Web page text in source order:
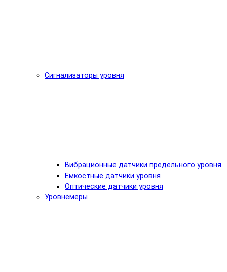
Сигнализаторы уровня
Вибрационные датчики предельного уровня
Емкостные датчики уровня
Оптические датчики уровня
Уровнемеры